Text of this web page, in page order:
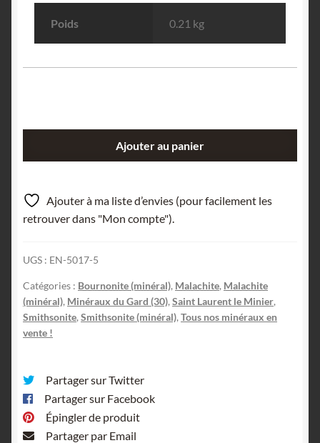
Poids 0.21 kg
de
Smithsonite,
Bindheimite,
Bournonite
et
Malachite,
La
Sanguinède,
Ajouter au panier
Ajouter à ma liste d’envies (pour facilement les
retrouver dans "Mon compte").
UGS : EN-5017-5
Catégories : Bournonite (minéral), Malachite, Malachite
(minéral), Minéraux du Gard (30), Saint Laurent le Minier,
Smithsonite, Smithsonite (minéral), Tous nos minéraux en
vente !
Partager sur Twitter
Partager sur Facebook
Épingler de produit
Partager par Email